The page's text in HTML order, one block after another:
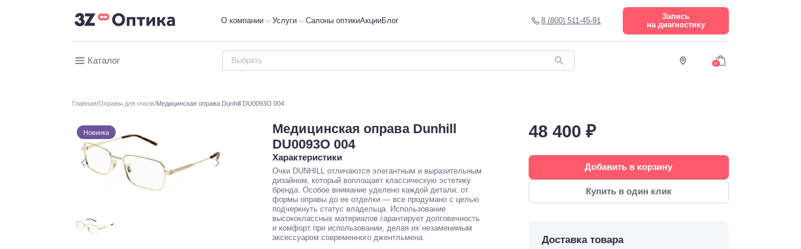
О компании Услуги Салоны оптикиАкцииБлог 8 (800) 511-45-91
Запись
на диагностику
Каталог 0
Главная Оправы для очков Медицинская оправа Dunhill DU0093O 004
Новинка
Медицинская оправа Dunhill
DU0093O 004
Характеристики
Очки DUNHILL отличаются элегантным и выразительным
дизайном, который воплощает классическую эстетику
бренда. Особое внимание уделено каждой детали: от
формы оправы до ее отделки — все продумано с целью
подчеркнуть статус владельца. Использование
высококлассных материалов гарантирует долговечность
и комфорт при использовании, делая их незаменимым
аксессуаром современного джентльмена.
48 400 ₽
Добавить в корзину
Купить в один клик
Доставка товара